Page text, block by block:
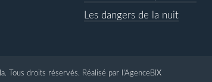
Les dangers de la nuit
Tous droits réservés. Réalisé par l'AgenceBIX